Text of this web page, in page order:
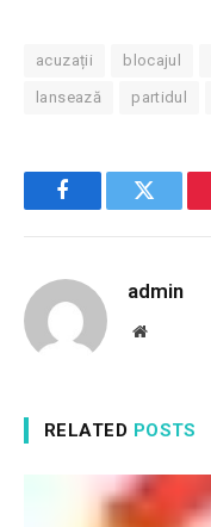
acuzații blocajul
lansează partidul
FacebookTwitter
admin
Website
RELATED POSTS